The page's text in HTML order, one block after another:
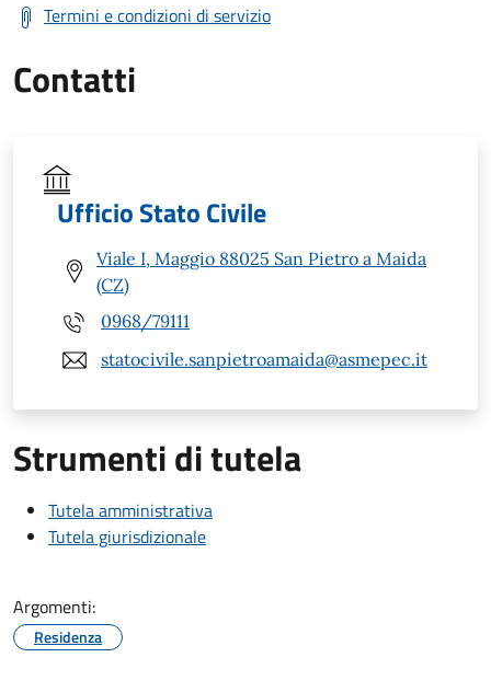
Termini e condizioni di servizio
Contatti
Ufficio Stato Civile
Viale I, Maggio 88025 San Pietro a Maida
(CZ)
0968/79111
statocivile.sanpietroamaida@asmepec.it
Strumenti di tutela
Tutela amministrativa
Tutela giurisdizionale
Argomenti:
Residenza